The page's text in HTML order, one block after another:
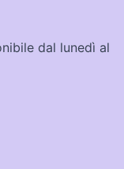
dal lunedì al